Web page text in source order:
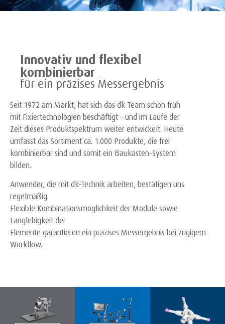
Modulare Spannsysteme für die Messtechnik
Innovativ und flexibel
kombinierbar
für ein präzises Messergebnis
Seit 1972 am Markt, hat sich das dk-Team schon früh
mit Fixiertechnologien beschäftigt – und im Laufe der
Zeit dieses Produktspektrum weiter entwickelt. Heute
umfasst das Sortiment ca. 1.000 Produkte, die frei
kombinierbar sind und somit ein Baukasten-System
bilden.
Anwender, die mit dk-Technik arbeiten, bestätigen uns
regelmäßig:
Flexible Kombinationsmöglichkeit der Module sowie
Langlebigkeit der
Elemente garantieren ein präzises Messergebnis bei zügigem
Workflow.